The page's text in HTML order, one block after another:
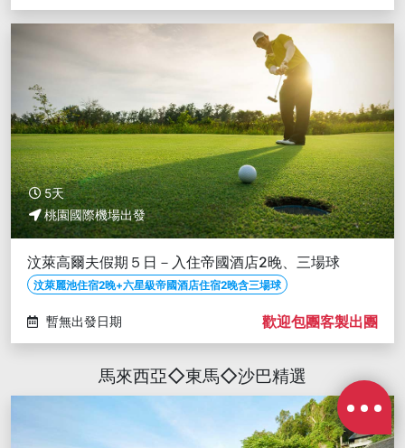
5天
桃園國際機場出發
汶萊高爾夫假期５日－入住帝國酒店2晚、三場球
汶萊麗池住宿2晚+六星級帝國酒店住宿2晚含三場球
暫無出發日期 歡迎包團客製出團
馬來西亞◇東馬◇沙巴精選